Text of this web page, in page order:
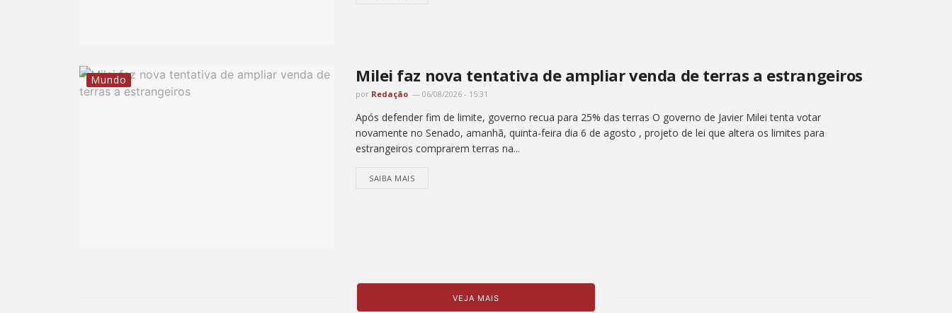
Mundo Milei faz nova tentativa de ampliar venda de terras a estrangeiros
por Redação 06/08/2026 - 15:31
Após defender fim de limite, governo recua para 25% das terras O governo de Javier Milei tenta votar
novamente no Senado, amanhã, quinta-feira dia 6 de agosto , projeto de lei que altera os limites para
estrangeiros comprarem terras na...
SAIBA MAIS
VEJA MAIS